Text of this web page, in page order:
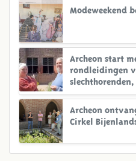
Modeweekend
Archeon start
rondleidingen
Archeon
Cirkel